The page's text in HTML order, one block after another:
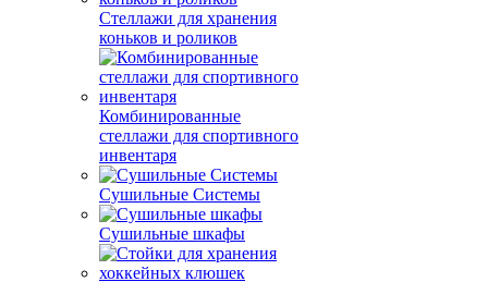
Стеллажи для хранения
коньков и роликов
Комбинированные
стеллажи для спортивного
инвентаря
Сушильные Системы
Сушильные шкафы